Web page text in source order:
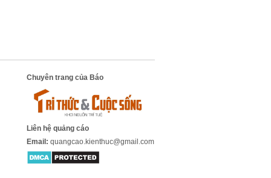
Chuyên trang của Báo
Liên hệ quảng cáo
Email: quangcao.kienthuc@gmail.com